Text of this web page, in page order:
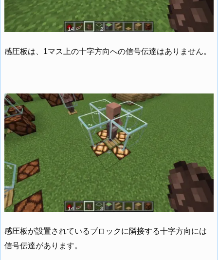
感圧板は、1マス上の十字方向への信号伝達はありません。
感圧板が設置されているブロックに隣接する十字方向には
信号伝達があります。